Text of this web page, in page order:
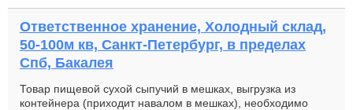
Ответственное хранение, Холодный склад,
50-100м кв, Санкт-Петербург, в пределах
Спб, Бакалея
Товар пищевой сухой сыпучий в мешках, выгрузка из
контейнера (приходит навалом в мешках), необходимо